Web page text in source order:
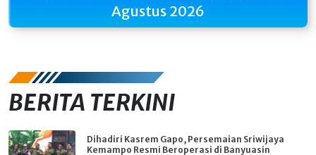
Agustus 2026
BERITA TERKINI
Dihadiri Kasrem Gapo, Persemaian Sriwijaya
Kemampo Resmi Beroperasi di Banyuasin